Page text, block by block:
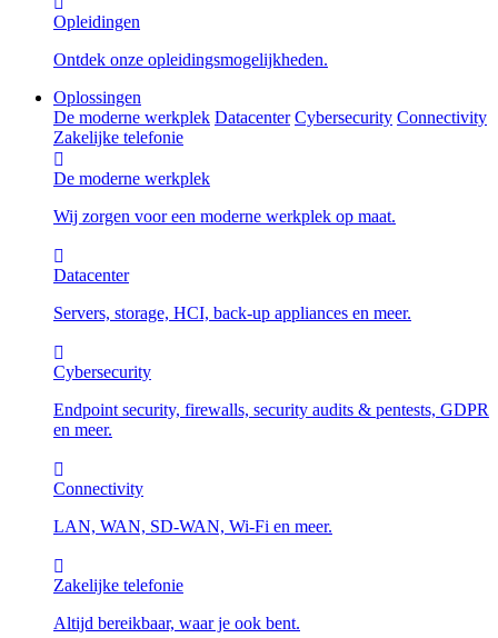
Opleidingen
Ontdek onze opleidingsmogelijkheden.
Oplossingen
De moderne werkplek Datacenter Cybersecurity Connectivity
Zakelijke telefonie
De moderne werkplek
Wij zorgen voor een moderne werkplek op maat.
Datacenter
Servers, storage, HCI, back-up appliances en meer.
Cybersecurity
Endpoint security, firewalls, security audits & pentests, GDPR
en meer.
Connectivity
LAN, WAN, SD-WAN, Wi-Fi en meer.
Zakelijke telefonie
Altijd bereikbaar, waar je ook bent.